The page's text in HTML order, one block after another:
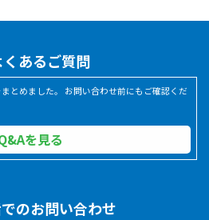
くあるご質問
とめました。 お問い合わせ前にもご確認くだ
を見る
のお問い合わせ